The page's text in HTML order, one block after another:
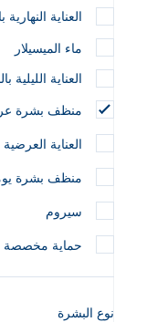
العناية النهارية
ماء الميسيلار
العناية الليلية
منظف بشرة
العناية
منظف بشرة
سيروم
حماية مخصصة
نوع البشرة